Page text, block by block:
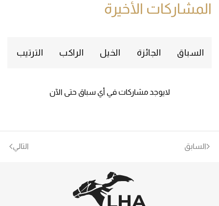
المشاركات الأخيرة
السباق الجائزة الخيل الراكب الترتيب
لايوجد مشاركات في أي سباق حتى الآن
السابق التالي